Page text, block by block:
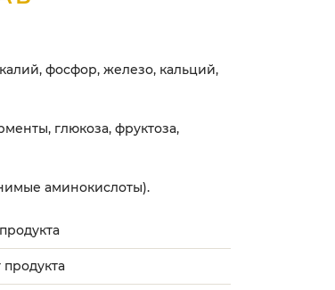
калий, фосфор, железо, кальций,
глюкоза, фруктоза,
аминокислоты).
продукта